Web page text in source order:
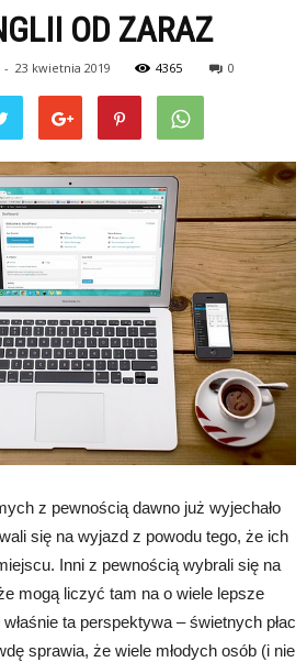
OD ZARAZ
- 23 kwietnia 2019 4365 0
z pewnością dawno już wyjechało
się na wyjazd z powodu tego, że ich
Inni z pewnością wybrali się na
mogą liczyć tam na o wiele lepsze
ta perspektywa – świetnych płac
sprawia, że wiele młodych osób (i nie